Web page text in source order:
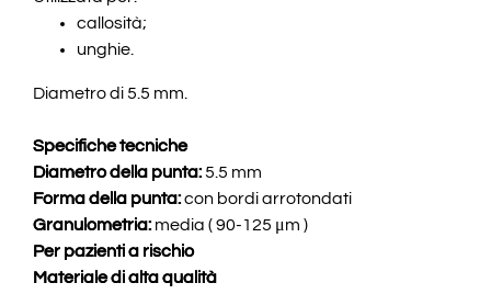
callosità;
unghie.
Diametro di 5.5 mm.
Specifiche tecniche
Diametro della punta:5.5 mm
Forma della punta:con bordi arrotondati
Granulometria:media ( 90-125 μm )
Per pazienti a rischio
Materiale di alta qualità